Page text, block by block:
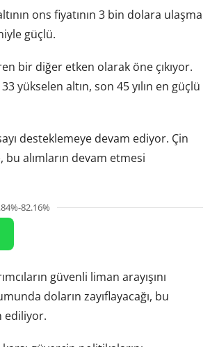
ons fiyatının 3 bin dolara ulaşma
güçlü.
bir diğer etken olarak öne çıkıyor.
yükselen altın, son 45 yılın en güçlü
desteklemeye devam ediyor. Çin
alımların devam etmesi
82.16%
güvenli liman arayışını
doların zayıflayacağı, bu
ediliyor.